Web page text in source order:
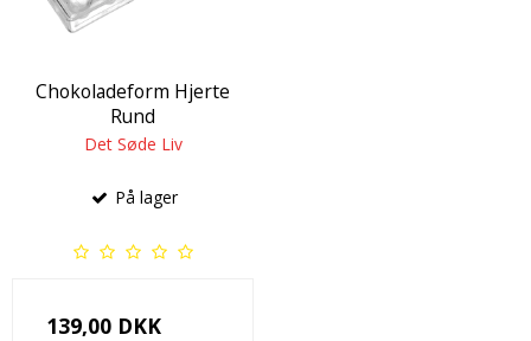
Chokoladeform Hjerte
Rund
Det Søde Liv
På lager
139,00 DKK